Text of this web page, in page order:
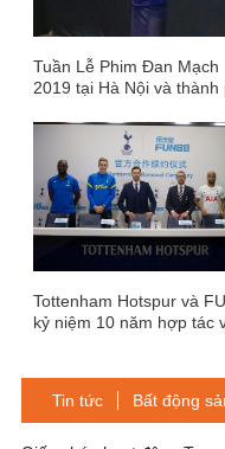
Tuần Lễ Phim Đan Mạch
2019 tại Hà Nội và thành
Tottenham Hotspur và
kỷ niệm 10 năm hợp tác
Tin tức
Bất động